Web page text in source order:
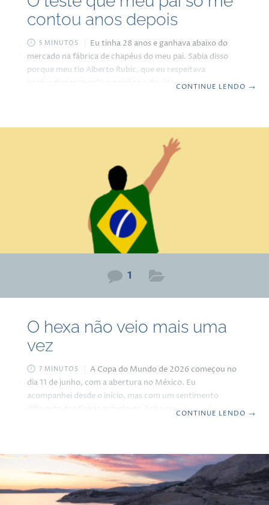
contou anos depois
5 MINUTOS
Eu tinha 28 anos e ganhava abaixo do
mercado na fábrica de chapéus do meu pai. Sabia disso
porque meu tio Alberto Rubic, que eu respeitava
profundamente pela experiência de vida e era casado com
sabia quanto o mercado pagava e que a concorrência, no
CONTINUE LENDO →
1
O hexa não veio mais uma
vez
7 MINUTOS
A Copa do Mundo de 2026 começou no
dia 11 de junho, com a abertura no México. Eu
acompanhei desde o início, mas com um sentimento
diferente das Copas anteriores. Sabe quando você assiste
Zero. Nenhum arrepio, nenhum grito, nenhuma
esperança, foi como assistir a um
CONTINUE LENDO →